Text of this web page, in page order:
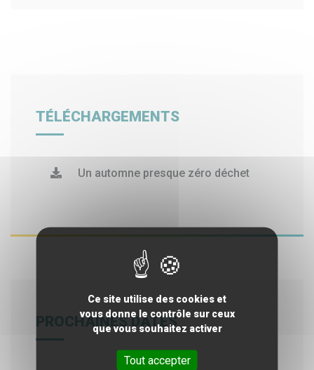
TÉLÉCHARGEMENTS
Un automne presque zéro déchet
PROCHAINES DATES
Ce site utilise des cookies et
vous donne le contrôle sur ceux
que vous souhaitez activer
Tout accepter